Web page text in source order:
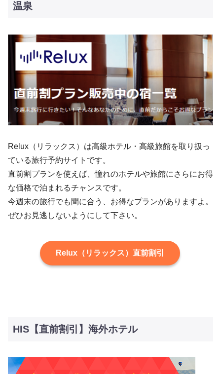
温泉
Relux（リラックス）は高級ホテル・高級旅館を取り扱っ
ている旅行予約サイトです。
直前割プランを使えば、憧れのホテルや旅館にさらにお得
な価格で泊まれるチャンスです。
今週末の旅行でも間に合う、お得なプランがありますよ。
ぜひお見逃しないようにして下さい。
Relux（リラックス）直前割引
HIS【直前割引】海外ホテル